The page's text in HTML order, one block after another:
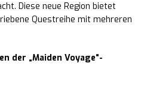
Diese neue Region bietet
Questreihe mit mehreren
der „Maiden Voyage“-